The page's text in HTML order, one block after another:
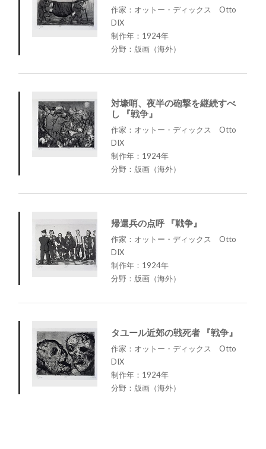
作家：オットー・ディックス Otto
DIX
制作年：1924年
分野：版画（海外）
対壕哨、夜半の砲撃を継続すべ
し 『戦争』
作家：オットー・ディックス Otto
DIX
制作年：1924年
分野：版画（海外）
帰還兵の点呼 『戦争』
作家：オットー・ディックス Otto
DIX
制作年：1924年
分野：版画（海外）
タユール近郊の戦死者 『戦争』
作家：オットー・ディックス Otto
DIX
制作年：1924年
分野：版画（海外）